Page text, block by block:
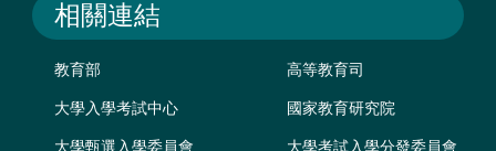
相關連結
教育部 高等教育司
大學入學考試中心 國家教育研究院
大學甄選入學委員會 大學考試入學分發委員會